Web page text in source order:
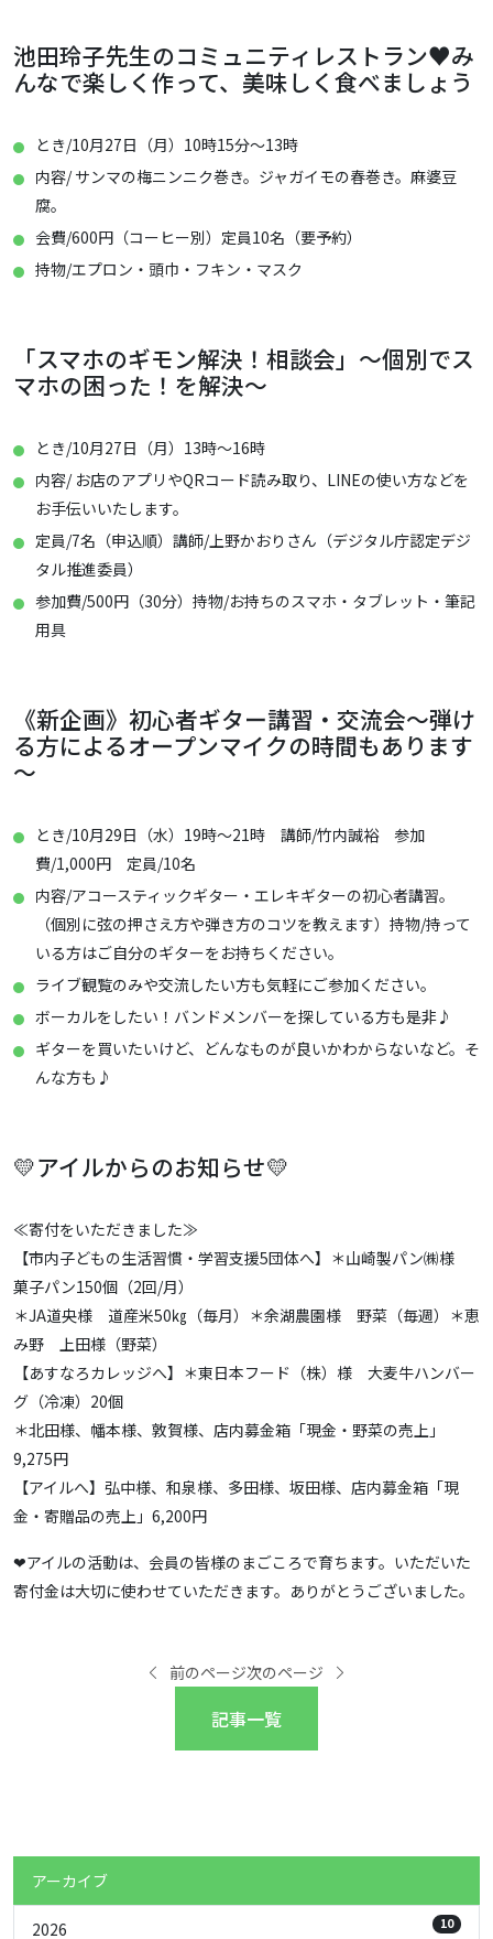
池田玲子先生のコミュニティレストラン♥み
んなで楽しく作って、美味しく食べましょう
とき/10月27日（月）10時15分～13時
内容/ サンマの梅ニンニク巻き。ジャガイモの春巻き。麻婆豆
腐。
会費/600円（コーヒー別）定員10名（要予約）
持物/エプロン・頭巾・フキン・マスク
「スマホのギモン解決！相談会」～個別でス
マホの困った！を解決～
とき/10月27日（月）13時～16時
内容/ お店のアプリやQRコード読み取り、LINEの使い方などを
お手伝いいたします。
定員/7名（申込順）講師/上野かおりさん（デジタル庁認定デジ
タル推進委員）
参加費/500円（30分）持物/お持ちのスマホ・タブレット・筆記
用具
《新企画》初心者ギター講習・交流会～弾け
る方によるオープンマイクの時間もあります
～
とき/10月29日（水）19時～21時 講師/竹内誠裕 参加
費/1,000円 定員/10名
内容/アコースティックギター・エレキギターの初心者講習。
（個別に弦の押さえ方や弾き方のコツを教えます）持物/持って
いる方はご自分のギターをお持ちください。
ライブ観覧のみや交流したい方も気軽にご参加ください。
ボーカルをしたい！バンドメンバーを探している方も是非♪
ギターを買いたいけど、どんなものが良いかわからないなど。そ
んな方も♪
💛アイルからのお知らせ💛
≪寄付をいただきました≫
【市内子どもの生活習慣・学習支援5団体へ】＊山崎製パン㈱様
菓子パン150個（2回/月）
＊JA道央様 道産米50㎏（毎月）＊余湖農園様 野菜（毎週）＊恵
み野 上田様（野菜）
【あすなろカレッジへ】＊東日本フード（株）様 大麦牛ハンバー
グ（冷凍）20個
＊北田様、幡本様、敦賀様、店内募金箱「現金・野菜の売上」
9,275円
【アイルへ】弘中様、和泉様、多田様、坂田様、店内募金箱「現
金・寄贈品の売上」6,200円
❤アイルの活動は、会員の皆様のまごころで育ちます。いただいた
寄付金は大切に使わせていただきます。ありがとうございました。
前のページ
記事一覧
次のページ
アーカイブ
2026 10